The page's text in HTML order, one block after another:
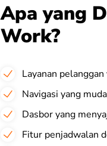
Apa yang
Work?
Layanan
Navigasi yang
Dasbor yang
Fitur penjadwalan